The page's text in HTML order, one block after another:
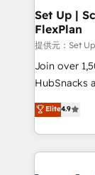
Award
Integrations
Marketing
2018
Website
Sales
Growth-
Set Up |
FlexPlan
提供元：Set
Join over
HubSnacks
Simple pay-
1️⃣ Set Up |
HubSpot portals 2️⃣ Scale Up | 100%
Execution...
Elite4.9